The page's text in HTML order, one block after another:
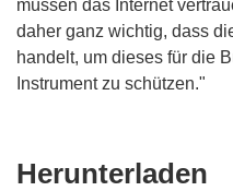
müssen das Internet
daher ganz wichtig, dass
handelt, um dieses für die
Instrument zu schützen."
Herunterladen